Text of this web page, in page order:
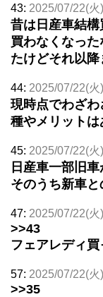
43: 2025/07/22(
昔は日産車結構
買わなくなっ
たけどそれ以
44: 2025/07/22(
現時点でわざ
種やメリットは
45: 2025/07/22(
日産車一部旧
そのうち新車
47: 2025/07/22(
>>43
フェアレディ
57: 2025/07/22(
>>35